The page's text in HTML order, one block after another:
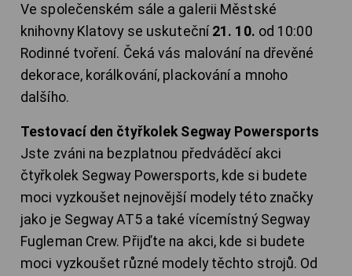
Ve společenském sále a galerii Městské
knihovny Klatovy se uskuteční 21. 10. od 10:00
Rodinné tvoření. Čeká vás malování na dřevěné
dekorace, korálkování, plackování a mnoho
dalšího.
Testovací den čtyřkolek Segway Powersports
Jste zváni na bezplatnou předváděcí akci
čtyřkolek Segway Powersports, kde si budete
moci vyzkoušet nejnovější modely této značky
jako je Segway AT5 a také vícemístný Segway
Fugleman Crew. Přijďte na akci, kde si budete
moci vyzkoušet různé modely těchto strojů. Od